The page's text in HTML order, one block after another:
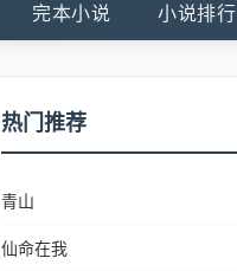
完本小说 小说排行
热门推荐
青山
仙命在我